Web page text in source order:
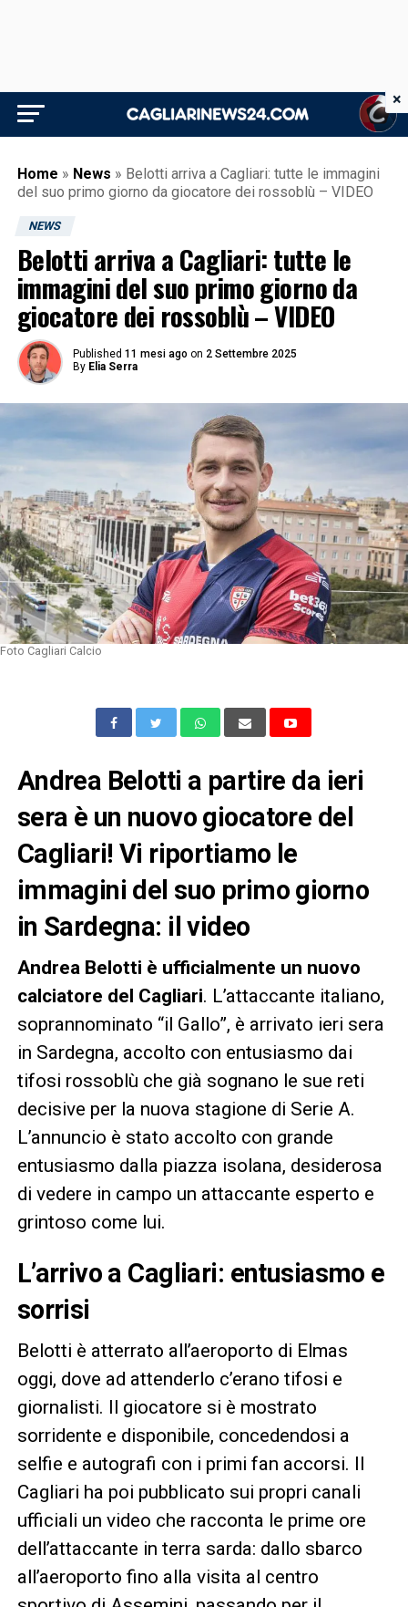
Home » News » Belotti arriva a Cagliari: tutte le immagini
del suo primo giorno da giocatore dei rossoblù – VIDEO
NEWS
Belotti arriva a Cagliari: tutte le
immagini del suo primo giorno da
giocatore dei rossoblù – VIDEO
Published 11 mesi ago on 2 Settembre 2025
By Elia Serra
Foto Cagliari Calcio
Andrea Belotti a partire da ieri
sera è un nuovo giocatore del
Cagliari! Vi riportiamo le
immagini del suo primo giorno
in Sardegna: il video
Andrea Belotti è ufficialmente un nuovo
calciatore del Cagliari. L’attaccante italiano,
soprannominato “il Gallo”, è arrivato ieri sera
in Sardegna, accolto con entusiasmo dai
tifosi rossoblù che già sognano le sue reti
decisive per la nuova stagione di Serie A.
L’annuncio è stato accolto con grande
entusiasmo dalla piazza isolana, desiderosa
di vedere in campo un attaccante esperto e
grintoso come lui.
L’arrivo a Cagliari: entusiasmo e
sorrisi
Belotti è atterrato all’aeroporto di Elmas
oggi, dove ad attenderlo c’erano tifosi e
giornalisti. Il giocatore si è mostrato
sorridente e disponibile, concedendosi a
selfie e autografi con i primi fan accorsi. Il
Cagliari ha poi pubblicato sui propri canali
ufficiali un video che racconta le prime ore
dell’attaccante in terra sarda: dallo sbarco
all’aeroporto fino alla visita al centro
×